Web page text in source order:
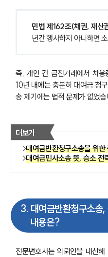
민법 제162조(채권, 재산
년간 행사하지 아니하면
즉, 개인 간 금전거래에서 차
10년 내에는 충분히 대여금 청
송 제기에는 법적 문제가 없었습
더보기
대여금반환청구소송을 위한
대여금민사소송 뜻, 승소 전
3. 대여금반환청구소송
내용은?
전문변호사는 의뢰인을 대신